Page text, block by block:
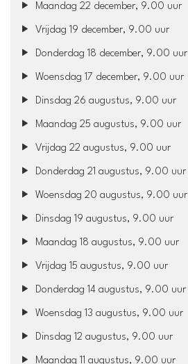
Maandag 22 december, 9.00 uur
Vrijdag 19 december, 9.00 uur
Donderdag 18 december, 9.00 uur
Woensdag 17 december, 9.00 uur
Dinsdag 26 augustus, 9.00 uur
Maandag 25 augustus, 9.00 uur
Vrijdag 22 augustus, 9.00 uur
Donderdag 21 augustus, 9.00 uur
Woensdag 20 augustus, 9.00 uur
Dinsdag 19 augustus, 9.00 uur
Maandag 18 augustus, 9.00 uur
Vrijdag 15 augustus, 9.00 uur
Donderdag 14 augustus, 9.00 uur
Woensdag 13 augustus, 9.00 uur
Dinsdag 12 augustus, 9.00 uur
Maandag 11 augustus, 9.00 uur